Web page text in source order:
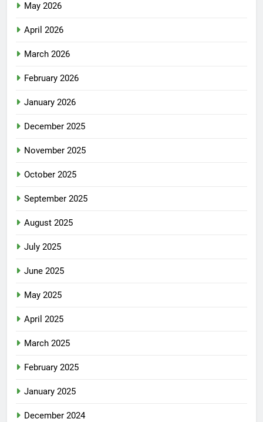
May 2026
April 2026
March 2026
February 2026
January 2026
December 2025
November 2025
October 2025
September 2025
August 2025
July 2025
June 2025
May 2025
April 2025
March 2025
February 2025
January 2025
December 2024